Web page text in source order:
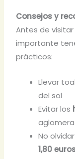
Consejos y
Antes de visitar
importante
prácticos:
Llevar
del sol
Evitar los
No
1,80